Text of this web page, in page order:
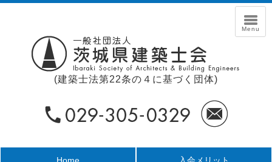
(建築士法第22条の４に基づく団体)